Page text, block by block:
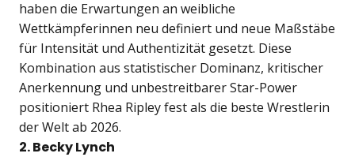
haben die Erwartungen an weibliche
Wettkämpferinnen neu definiert und neue Maßstäbe
für Intensität und Authentizität gesetzt. Diese
Kombination aus statistischer Dominanz, kritischer
Anerkennung und unbestreitbarer Star-Power
positioniert Rhea Ripley fest als die beste Wrestlerin
der Welt ab 2026.
2. Becky Lynch